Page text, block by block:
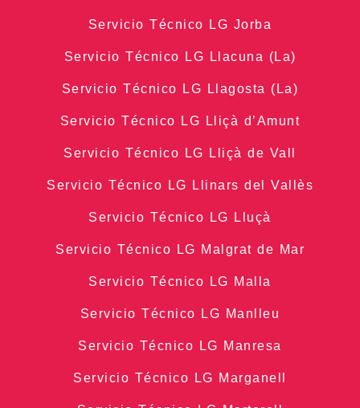
Servicio Técnico LG Jorba
Servicio Técnico LG Llacuna (La)
Servicio Técnico LG Llagosta (La)
Servicio Técnico LG Lliçà d’Amunt
Servicio Técnico LG Lliçà de Vall
Servicio Técnico LG Llinars del Vallès
Servicio Técnico LG Lluçà
Servicio Técnico LG Malgrat de Mar
Servicio Técnico LG Malla
Servicio Técnico LG Manlleu
Servicio Técnico LG Manresa
Servicio Técnico LG Marganell